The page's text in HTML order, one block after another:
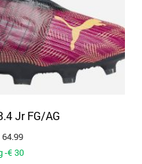
Jr FG/AG
-€ 30